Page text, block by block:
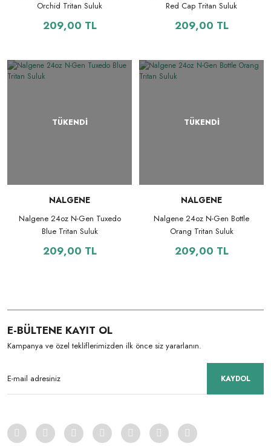
Orchid Tritan Suluk
209,00 TL
Red Cap Tritan Suluk
209,00 TL
TÜKENDİ
NALGENE
Nalgene 24oz N-Gen Tuxedo
Blue Tritan Suluk
209,00 TL
TÜKENDİ
NALGENE
Nalgene 24oz N-Gen Bottle
Orang Tritan Suluk
209,00 TL
E-BÜLTENE KAYIT OL
Kampanya ve özel tekliflerimizden ilk önce siz yararlanın.
KAYDOL